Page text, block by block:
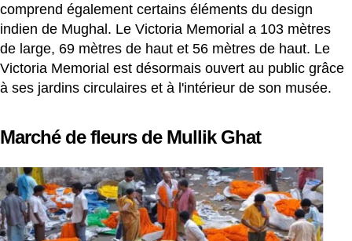
comprend également certains éléments du design
indien de Mughal. Le Victoria Memorial a 103 mètres
de large, 69 mètres de haut et 56 mètres de haut. Le
Victoria Memorial est désormais ouvert au public grâce
à ses jardins circulaires et à l'intérieur de son musée.
Marché de fleurs de Mullik Ghat